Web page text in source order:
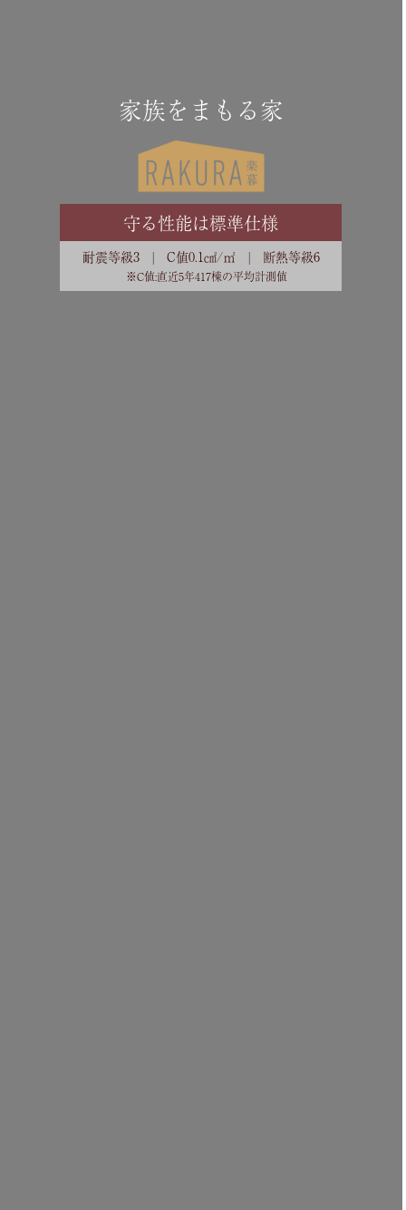
家族をまもる家
守る性能は標準仕様
耐震等級3 | C値0.1㎠/㎡ | 断熱等級6
※C値:直近5年417棟の平均計測値